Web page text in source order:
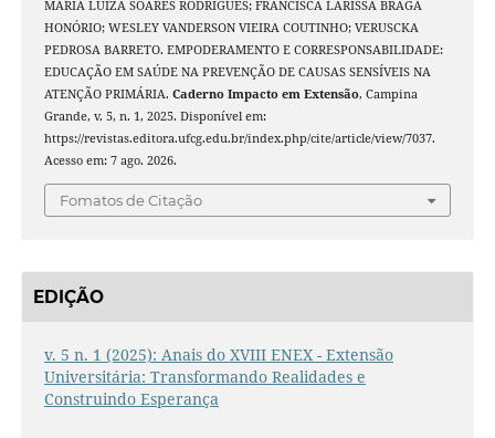
MARIA LUIZA SOARES RODRIGUES; FRANCISCA LARISSA BRAGA
HONÓRIO; WESLEY VANDERSON VIEIRA COUTINHO; VERUSCKA
PEDROSA BARRETO. EMPODERAMENTO E CORRESPONSABILIDADE:
EDUCAÇÃO EM SAÚDE NA PREVENÇÃO DE CAUSAS SENSÍVEIS NA
ATENÇÃO PRIMÁRIA. Caderno Impacto em Extensão, Campina
Grande, v. 5, n. 1, 2025. Disponível em:
https://revistas.editora.ufcg.edu.br/index.php/cite/article/view/7037.
Acesso em: 7 ago. 2026.
Fomatos de Citação
EDIÇÃO
v. 5 n. 1 (2025): Anais do XVIII ENEX - Extensão
Universitária: Transformando Realidades e
Construindo Esperança